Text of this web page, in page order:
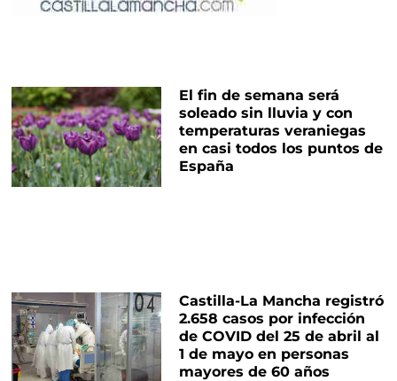
El fin de semana será
soleado sin lluvia y con
temperaturas veraniegas
en casi todos los puntos de
España
Castilla-La Mancha registró
2.658 casos por infección
de COVID del 25 de abril al
1 de mayo en personas
mayores de 60 años